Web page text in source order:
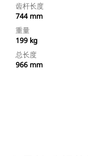
齿杆长度
744 mm
重量
199 kg
总长度
966 mm